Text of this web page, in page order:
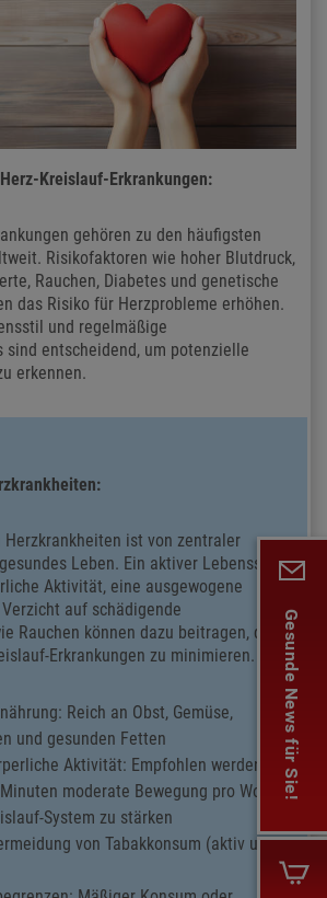
Gesunde News für Sie!
Kreislauf-Erkrankungen:
gehören zu den häufigsten
Risikofaktoren wie hoher Blutdruck,
Rauchen, Diabetes und genetische
das Risiko für Herzprobleme erhöhen.
und regelmäßige
sind entscheidend, um potenzielle
erkennen.
Herzkrankheiten ist von zentraler
Leben. Ein aktiver Lebensstil,
Aktivität, eine ausgewogene
auf schädigende
Rauchen können dazu beitragen, das
Erkrankungen zu minimieren.
Reich an Obst, Gemüse,
und gesunden Fetten
Aktivität: Empfohlen werden
moderate Bewegung pro Woche,
System zu stärken
von Tabakkonsum (aktiv und